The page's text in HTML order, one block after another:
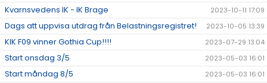
Kvarnsvedens IK - IK Brage 2023-10-11 17:09
Dags att uppvisa utdrag från Belastningsregistret! 2023-10-05 13:39
KIK F09 vinner Gothia Cup!!!! 2023-07-29 13:04
Start onsdag 3/5 2023-05-03 16:01
Start måndag 8/5 2023-05-03 16:01